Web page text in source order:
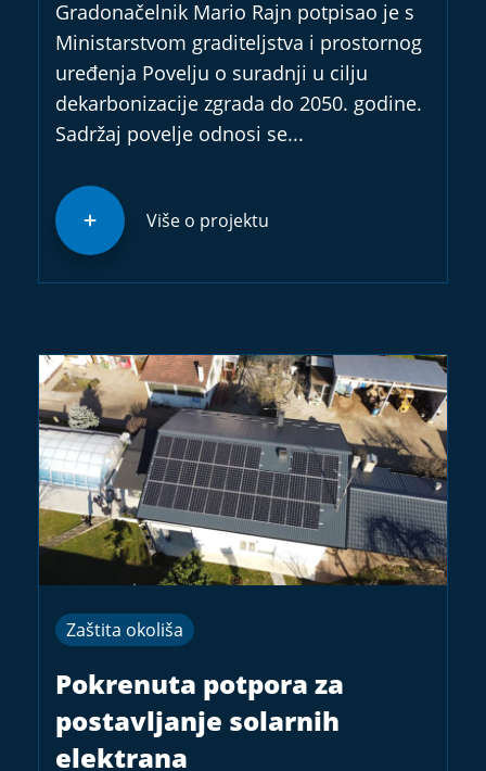
Gradonačelnik Mario Rajn potpisao je s
Ministarstvom graditeljstva i prostornog
uređenja Povelju o suradnji u cilju
dekarbonizacije zgrada do 2050. godine.
Sadržaj povelje odnosi se...
Više o projektu
Zaštita okoliša
Pokrenuta potpora za
postavljanje solarnih
elektrana